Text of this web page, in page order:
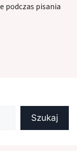
podczas pisania
Szukaj